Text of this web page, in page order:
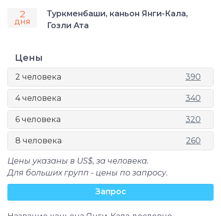
2
дня
Туркменбаши, каньон Янги-Кала,
Гозли Ата
Цены
2 человека 390
4 человека 340
6 человека 320
8 человека 260
Цены указаны в US$, за человека.
Для больших групп - цены по запросу.
Запрос